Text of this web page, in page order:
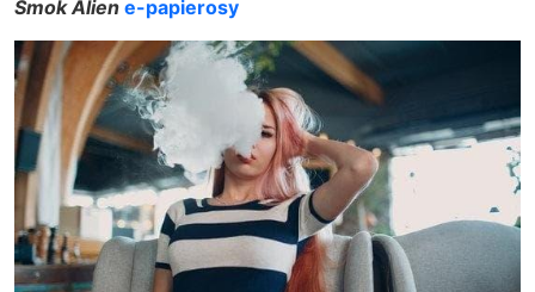
Smok Alien e-papierosy